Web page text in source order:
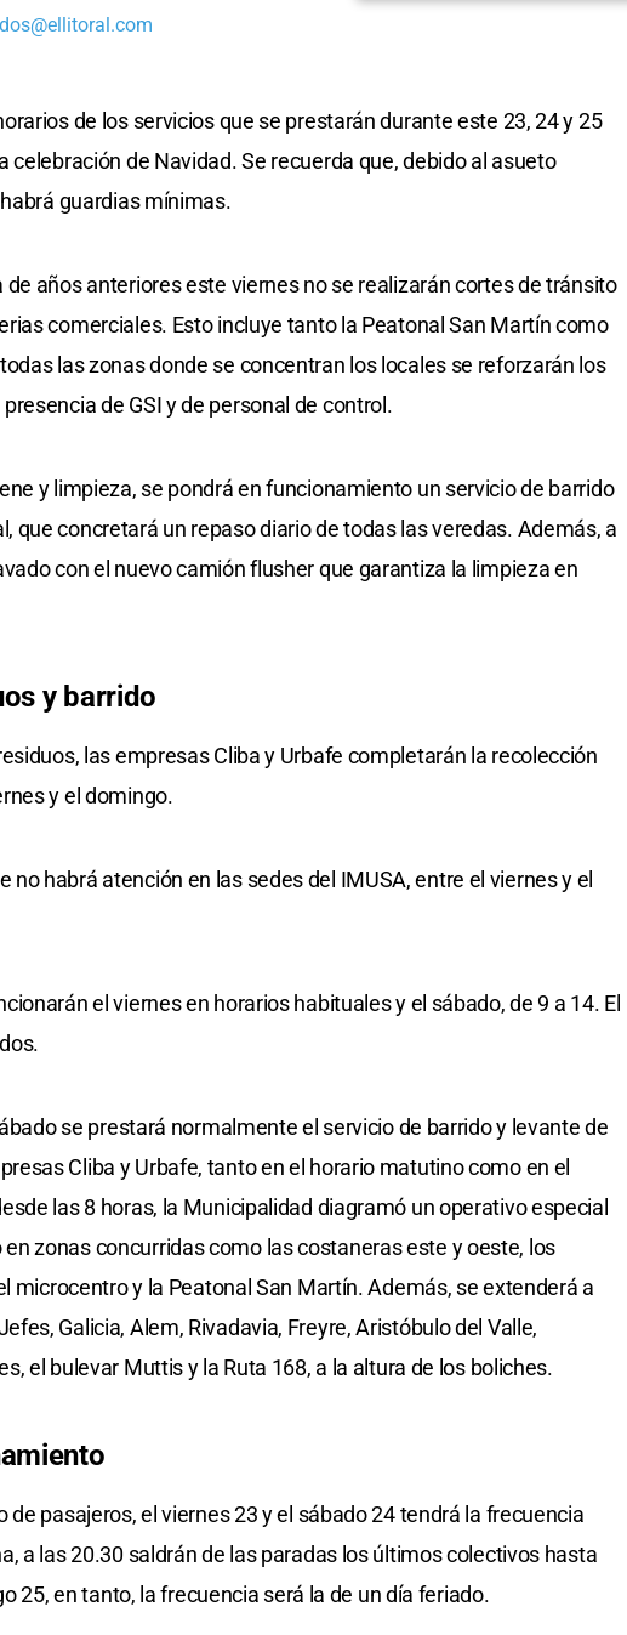
de los servicios que se prestarán durante este 23, 24 y 25
celebración de Navidad. Se recuerda que, debido al asueto
guardias mínimas.
años anteriores este viernes no se realizarán cortes de tránsito
comerciales. Esto incluye tanto la Peatonal San Martín como
las zonas donde se concentran los locales se reforzarán los
de GSI y de personal de control.
y limpieza, se pondrá en funcionamiento un servicio de barrido
que concretará un repaso diario de todas las veredas. Además, a
con el nuevo camión flusher que garantiza la limpieza en
y barrido
las empresas Cliba y Urbafe completarán la recolección
y el domingo.
no habrá atención en las sedes del IMUSA, entre el viernes y el
el viernes en horarios habituales y el sábado, de 9 a 14. El
se prestará normalmente el servicio de barrido y levante de
Cliba y Urbafe, tanto en el horario matutino como en el
las 8 horas, la Municipalidad diagramó un operativo especial
zonas concurridas como las costaneras este y oeste, los
microcentro y la Peatonal San Martín. Además, se extenderá a
Galicia, Alem, Rivadavia, Freyre, Aristóbulo del Valle,
el bulevar Muttis y la Ruta 168, a la altura de los boliches.
de pasajeros, el viernes 23 y el sábado 24 tendrá la frecuencia
a las 20.30 saldrán de las paradas los últimos colectivos hasta
25, en tanto, la frecuencia será la de un día feriado.